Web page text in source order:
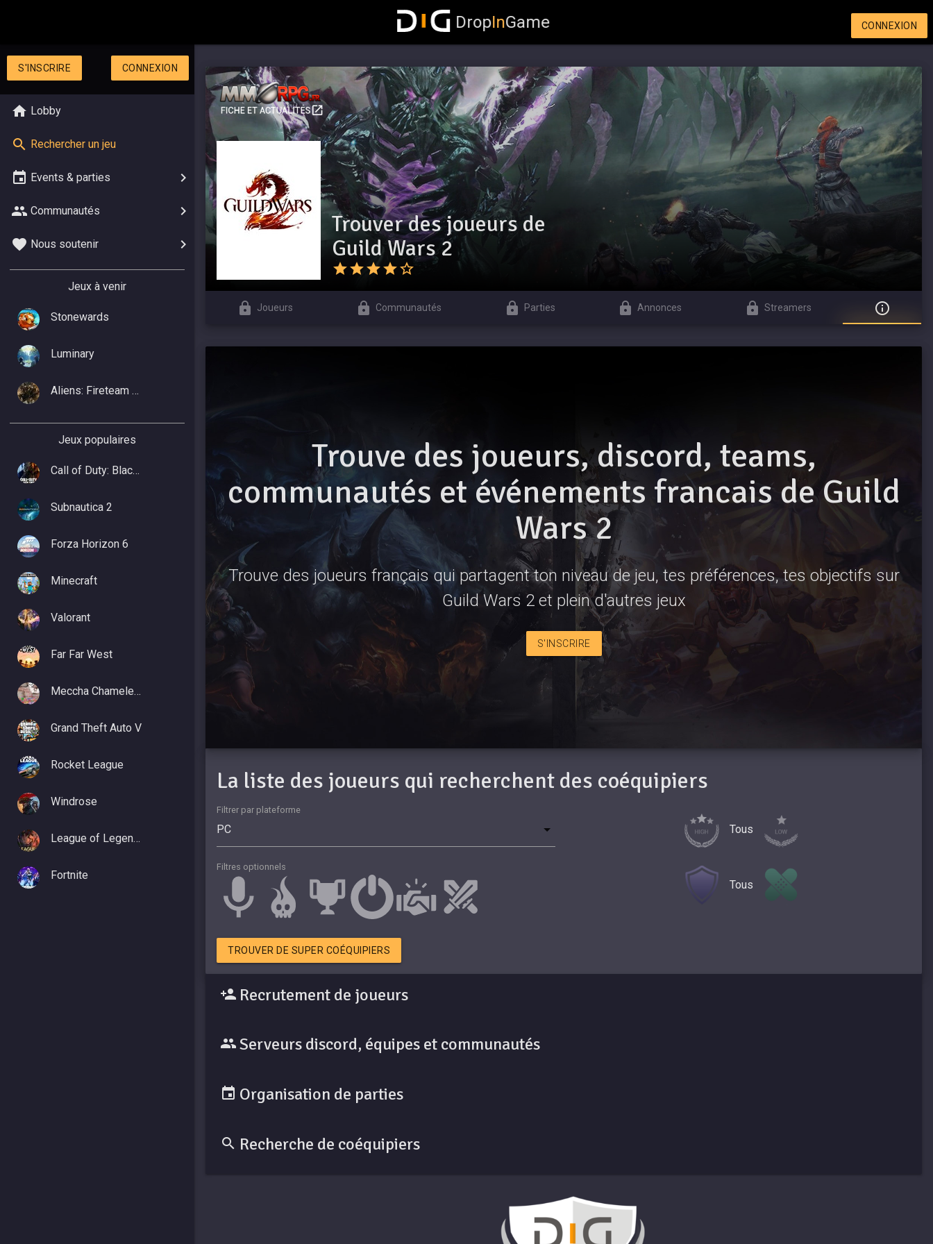
DropInGame CONNEXION
S'INSCRIRE CONNEXION
Lobby
Rechercher un jeu
Events & parties
Communautés
Nous soutenir
Jeux à venir
Stonewards
Luminary
Aliens: Fireteam Elite 2
Jeux populaires
Call of Duty: Black Ops 7
Subnautica 2
Forza Horizon 6
Minecraft
Valorant
Far Far West
Meccha Chameleon
Grand Theft Auto V
Rocket League
Windrose
League of Legends
Fortnite
Trouver des joueurs de
Guild Wars 2
Joueurs Communautés Parties Annonces Streamers
Trouve des joueurs, discord, teams,
communautés et événements francais de Guild
Wars 2
Trouve des joueurs français qui partagent ton niveau de jeu, tes préférences, tes objectifs sur
Guild Wars 2 et plein d'autres jeux
S'INSCRIRE
La liste des joueurs qui recherchent des coéquipiers
Filtrer par plateforme
Filtres optionnels
Tous
Tous
TROUVER DE SUPER COÉQUIPIERS
Recrutement de joueurs
Serveurs discord, équipes et communautés
Organisation de parties
Recherche de coéquipiers